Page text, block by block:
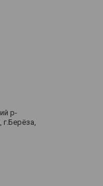
р-